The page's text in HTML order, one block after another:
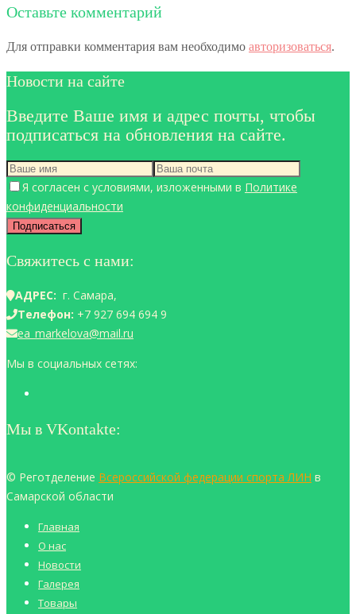
Оставьте комментарий
Для отправки комментария вам необходимо авторизоваться.
Новости на сайте
Введите Ваше имя и адрес почты, чтобы
подписаться на обновления на сайте.
Я согласен с условиями, изложенными в Политике
конфиденциальности
Свяжитесь с нами:
АДРЕС: г. Самара,
Телефон: +7 927 694 694 9
ea_markelova@mail.ru
Мы в социальных сетях:
Мы в VKontakte:
© Реготделение Всероссийской федерации спорта ЛИН в
Самарской области
Главная
О нас
Новости
Галерея
Товары